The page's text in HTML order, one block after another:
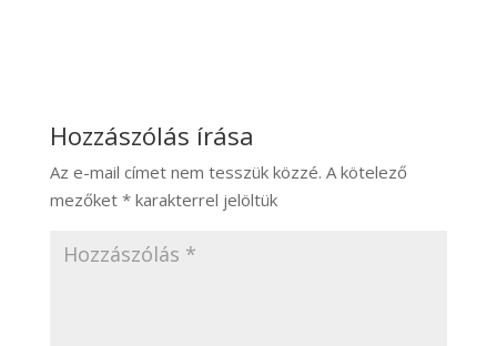
Hozzászólás írása
Az e-mail címet nem tesszük közzé. A kötelező
mezőket *karakterrel jelöltük